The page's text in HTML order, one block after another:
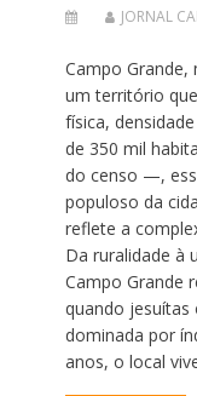
JORNAL
Campo Grande,
um território
física,
de 350 mil
do censo —,
populoso da
reflete a
Da ruralidade à
Campo Grande
quando jesuítas
dominada por
anos, o local